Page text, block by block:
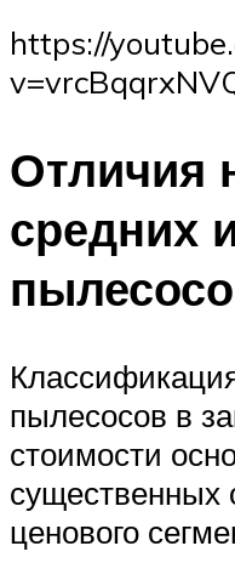
https://
Отличия
средних
пылесосов в
стоимости
существенных
ценового